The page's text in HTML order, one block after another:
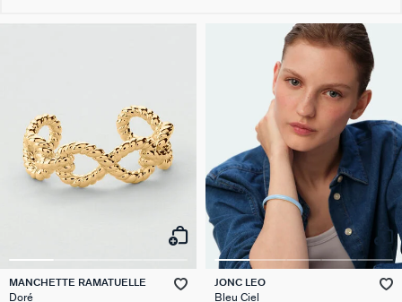
MANCHETTE RAMATUELLE
Doré
JONC LEO
Bleu Ciel